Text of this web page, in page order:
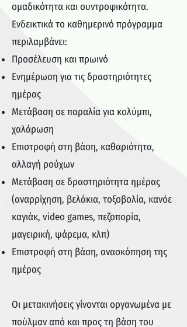
ομαδικότητα και συντροφικότητα.
Ενδεικτικά το καθημερινό πρόγραμμα
περιλαμβάνει:
Προσέλευση και πρωινό
Ενημέρωση για τις δραστηριότητες
ημέρας
Μετάβαση σε παραλία για κολύμπι,
χαλάρωση
Επιστροφή στη βάση, καθαριότητα,
αλλαγή ρούχων
Μετάβαση σε δραστηριότητα ημέρας
(αναρρίχηση, βελάκια, τοξοβολία, κανόε
καγιάκ, video games, πεζοπορία,
μαγειρική, ψάρεμα, κλπ)
Επιστροφή στη βάση, ανασκόπηση της
ημέρας
Οι μετακινήσεις γίνονται οργανωμένα με
πούλμαν από και προς τη βάση του